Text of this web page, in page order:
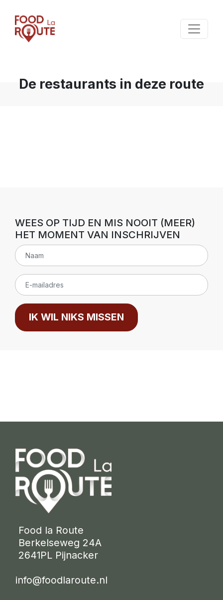
De restaurants in deze route
WEES OP TIJD EN MIS NOOIT (MEER)
HET MOMENT VAN INSCHRIJVEN
IK WIL NIKS MISSEN
Food la Route
Berkelseweg 24A
2641PL Pijnacker
info@foodlaroute.nl